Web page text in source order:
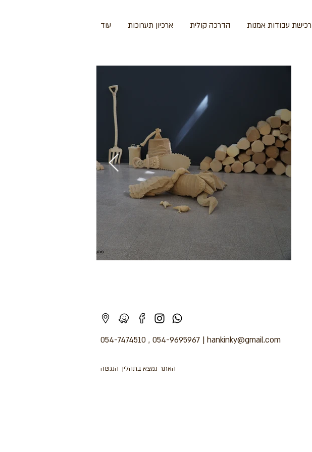
רכישת עבודות אמנות הדרכה קולית ארכיון תערוכות עוד
054-7474510 , 054-9695967 | hankinky@gmail.com
האתר נמצא בתהליך הנגשה